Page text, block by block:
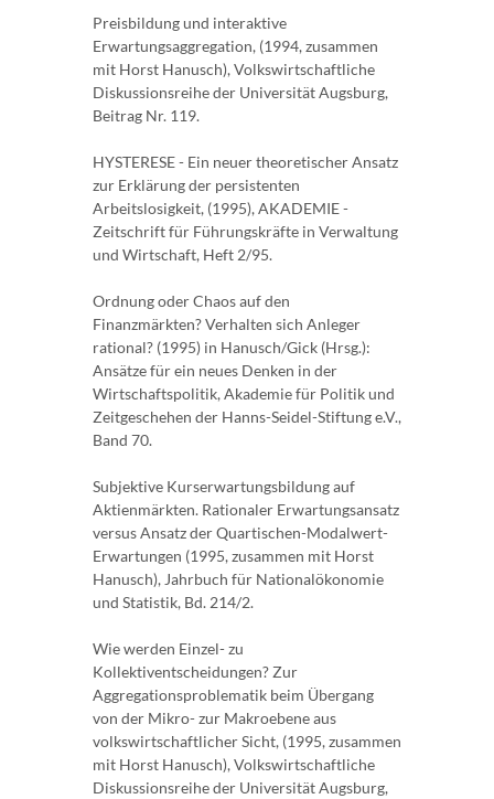
Preisbildung und interaktive
Erwartungsaggregation, (1994, zusammen
mit Horst Hanusch), Volkswirtschaftliche
Diskussionsreihe der Universität Augsburg,
Beitrag Nr. 119.
HYSTERESE - Ein neuer theoretischer Ansatz
zur Erklärung der persistenten
Arbeitslosigkeit, (1995), AKADEMIE -
Zeitschrift für Führungskräfte in Verwaltung
und Wirtschaft, Heft 2/95.
Ordnung oder Chaos auf den
Finanzmärkten? Verhalten sich Anleger
rational? (1995) in Hanusch/Gick (Hrsg.):
Ansätze für ein neues Denken in der
Wirtschaftspolitik, Akademie für Politik und
Zeitgeschehen der Hanns-Seidel-Stiftung e.V.,
Band 70.
Subjektive Kurserwartungsbildung auf
Aktienmärkten. Rationaler Erwartungsansatz
versus Ansatz der Quartischen-Modalwert-
Erwartungen (1995, zusammen mit Horst
Hanusch), Jahrbuch für Nationalökonomie
und Statistik, Bd. 214/2.
Wie werden Einzel- zu
Kollektiventscheidungen? Zur
Aggregationsproblematik beim Übergang
von der Mikro- zur Makroebene aus
volkswirtschaftlicher Sicht, (1995, zusammen
mit Horst Hanusch), Volkswirtschaftliche
Diskussionsreihe der Universität Augsburg,